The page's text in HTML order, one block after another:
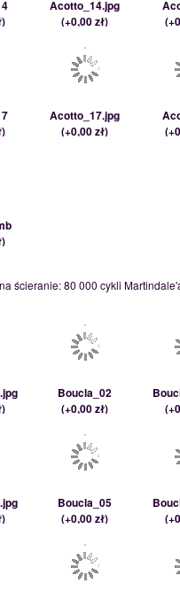
)
Acotto_14.jpg
(+0,00 zł)
(
)
Acotto_17.jpg
(+0,00 zł)
(
)
ścieranie: 80 000 cykli
)
Boucla_02
(+0,00 zł)
(
)
Boucla_05
(+0,00 zł)
(